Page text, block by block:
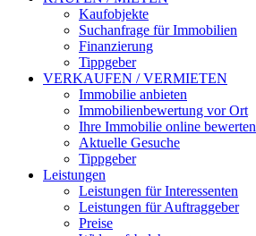
Kaufobjekte
Suchanfrage für Immobilien
Finanzierung
Tippgeber
VERKAUFEN / VERMIETEN
Immobilie anbieten
Immobilienbewertung vor Ort
Ihre Immobilie online bewerten
Aktuelle Gesuche
Tippgeber
Leistungen
Leistungen für Interessenten
Leistungen für Auftraggeber
Preise